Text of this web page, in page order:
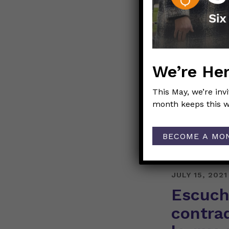
R. Este
Health
en EE.UU.
JULY 15, 2021
We’re
This May, we’re
month keeps this
BECOME A